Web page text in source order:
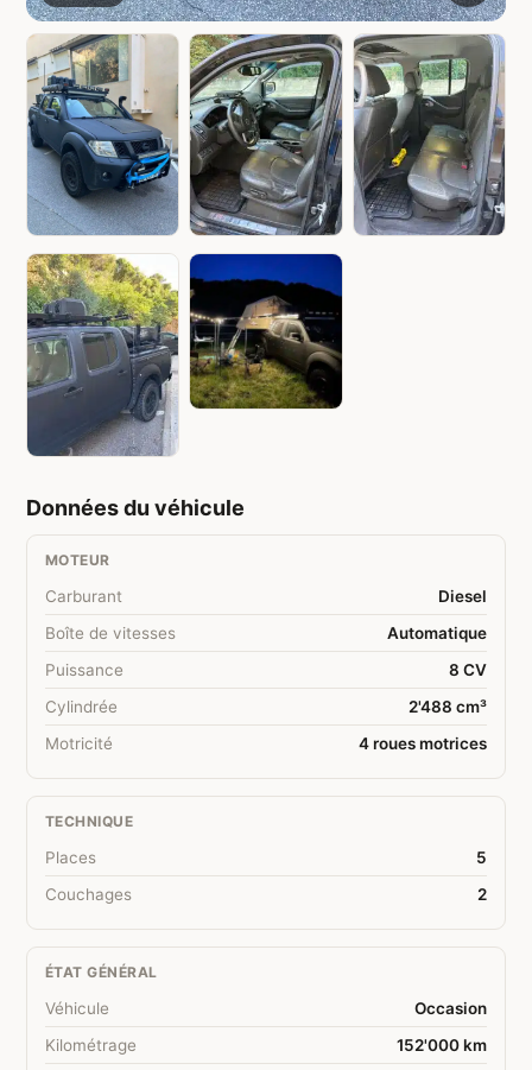
Données du véhicule
MOTEUR
Carburant
Diesel
Boîte de vitesses
Automatique
Puissance
8 CV
Cylindrée
2'488 cm³
Motricité
4 roues motrices
TECHNIQUE
Places
5
Couchages
2
ÉTAT GÉNÉRAL
Véhicule
Occasion
Kilométrage
152'000 km